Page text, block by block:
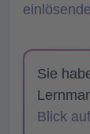
Sie
Blick